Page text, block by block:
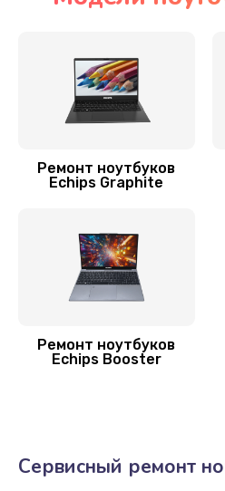
Замена Wi-Fi
Замена
1490
Ремонт ноутбуков
Echips Graphite
Ремонт ноутбуков
Echips Booster
Сервисный ремонт